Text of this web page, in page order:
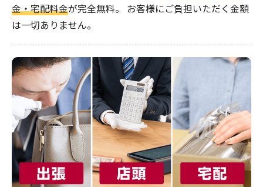
金・宅配料金が完全無料。 お客様にご負担いただく金額
は一切ありません。